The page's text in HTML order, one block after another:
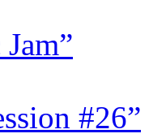
#26”